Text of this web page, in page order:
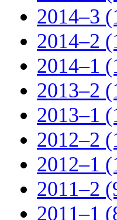
2014–3
2014–2
2014–1
2013–2
2013–1
2012–2
2012–1
2011–2
2011–1